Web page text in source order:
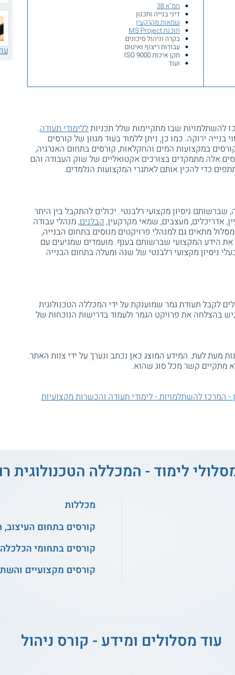
תמ"א 38
דיני בנייה ותכנון
שמאות מקרקעין
תוכנת MS Project
בקרה וניהול סיכונים
עבודות ריצוף ואיטום
תקן איכות ISO 9000
ועוד
להשתלמויות שבו מתקיימות שלל תכניותללימודי תעודה.
ירוקה. כמו כן, ניתן ללמוד בעוד מגוון של קורסים
במקצועות המים והחקלאות, קורסים בתחום האנרגיה,
אלה מתמקדים בצורכים אקטואליים של שוק העבודה והם
כדי להכין אותם לאתגרי המקצועות הנלמדים.
ניסיון מקצועי רלבנטי. יכולים להתקבל בין היתר
אדריכלים, מעצבים, שמאי מקרקעין, קבלנים, מנהלי עבודה
מתאים גם למנהלי פרויקטים מנוסים בתחום הבנייה,
הידע המקצועי שברשותם בענף. מועמדים שמגיעים עם
ניסיון מקצועי רלבנטי של שנה ומעלה בתחום הבנייה
לקבל תעודת גמר שמוענקת על ידי המכללה הטכנולוגית
בהצלחה את פרויקט הגמר ולעמוד בדרישות הנוכחות של
מעת לעת. המידע המוצג כאן נכתב ונערך על ידי צוות האתר.
מתקיים קשר מכל סוג שהוא.
- המרכז להשתלמויות - לימודי תעודה והכשרות מקצועיות
לימוד - המכללה הטכנולוגית
מכללות
קורסים בתחום
קורסים בתחומי
קורסים מקצועיים
עוד מסלולים ומידע - קורס ניהול